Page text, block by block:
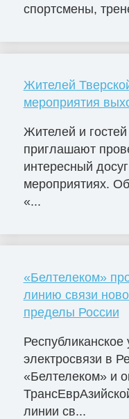
спортсмены,
Жителей
мероприятия
Жителей и
приглашают
интересный
мероприятиях.
«...
«Белтелеком»
линию связи
пределы России
электросвязи в
«Белтелеком» и
линии св...